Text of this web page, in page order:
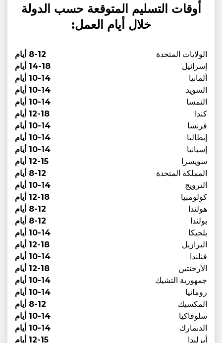
أوقات التسليم المتوقعة حسب الدولة
خلال أيام العمل:
الولايات المتحدة
8-12 أيام
إسرائيل
14-18 أيام
ألمانيا
10-14 أيام
السويد
10-14 أيام
النمسا
10-14 أيام
كندا
12-18 أيام
فرنسا
10-14 أيام
إيطاليا
10-14 أيام
إسبانيا
10-14 أيام
سويسرا
12-15 أيام
المملكة المتحدة
8-12 أيام
النرويج
10-14 أيام
كولومبيا
12-18 أيام
هولندا
8-12 أيام
بولندا
8-12 أيام
بلجيكا
10-14 أيام
البرازيل
12-18 أيام
فنلندا
10-14 أيام
الأرجنتين
12-18 أيام
جمهورية التشيك
10-14 أيام
رومانيا
10-14 أيام
المكسيك
8-12 أيام
سلوفاكيا
10-14 أيام
الدنمارك
10-14 أيام
أيرلندا
12-15 أيام